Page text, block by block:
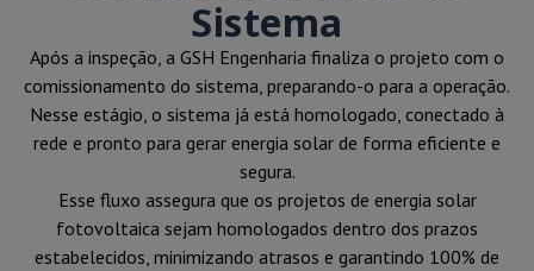
Sistema
Após a inspeção, a GSH Engenharia finaliza o projeto com o
comissionamento do sistema, preparando-o para a operação.
Nesse estágio, o sistema já está homologado, conectado à
rede e pronto para gerar energia solar de forma eficiente e
segura.
Esse fluxo assegura que os projetos de energia solar
fotovoltaica sejam homologados dentro dos prazos
estabelecidos, minimizando atrasos e garantindo 100% de